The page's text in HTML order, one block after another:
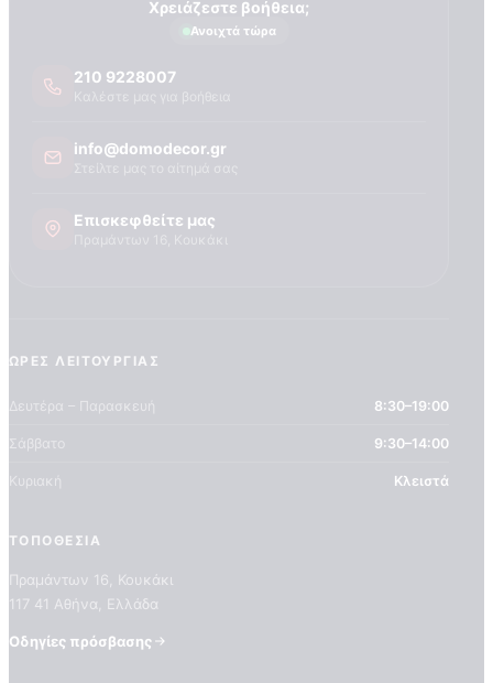
Χρειάζεστε βοήθεια;
Ανοιχτά τώρα
210 9228007
info@domodecor.gr
Επισκεφθείτε μας
ΏΡΕΣ ΛΕΙΤΟΥΡΓΊΑΣ
Δευτέρα – Παρασκευή 8:30–19:00
Σάββατο 9:30–14:00
Κυριακή Κλειστά
ΤΟΠΟΘΕΣΊΑ
Πραμάντων 16, Κουκάκι
117 41 Αθήνα, Ελλάδα
Οδηγίες πρόσβασης